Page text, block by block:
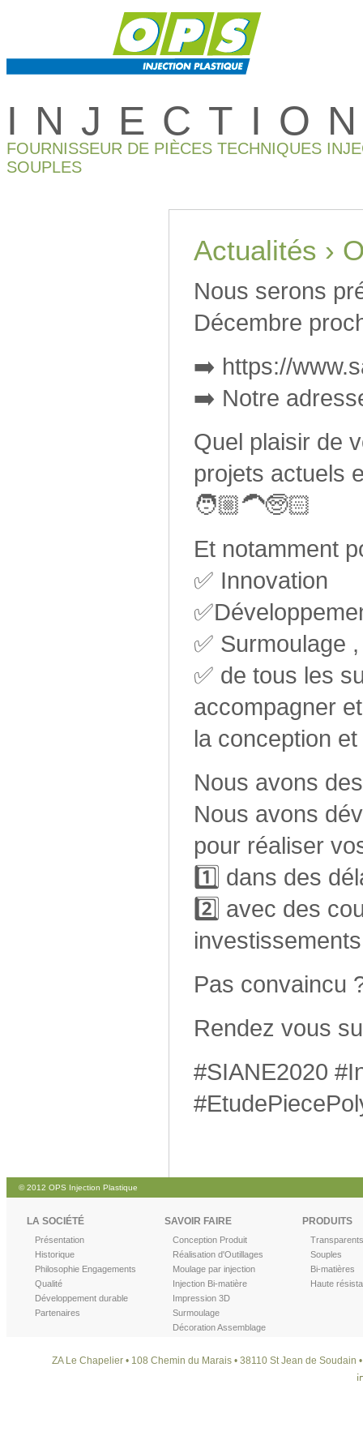
FOURNISSEUR DE PIÈCES TECHNIQUES
SOUPLES
Actualités ›
Nous serons
Décembre
➡️ https://
➡️ Notre
Quel plaisir de
projets actuels
🧑🏼‍🦱🧓🏻
Et notamment
✅ Innovation
✅ Surmoulage
✅ de tous les
accompagner
la conception
Nous avons
Nous avons
pour réaliser
1️⃣ dans des
2️⃣ avec des
Pas convaincu
Rendez vous
#SIANE2020
© 2012 OPS Injection Plastique
LA SOCIÉTÉ
Présentation
Historique
Philosophie Engagements
Qualité
Développement durable
Partenaires
SAVOIR FAIRE
Conception Produit
Réalisation d'Outillages
Moulage par injection
Injection Bi-matière
Impression 3D
Surmoulage
Décoration Assemblage
PRODUITS
Transparents
Souples
Bi-matières
Haute
ZA Le Chapelier • 108 Chemin du Marais • 38110 St Jean de Soudain